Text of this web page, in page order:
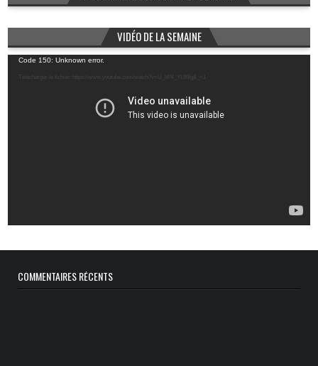
VIDÉO DE LA SEMAINE
Lecteur
vidéo
Code 150: Unknown error.
Télécharger le fichier: https://www.youtube.com/watch?v=U_MN_YL99Ig&_=1
COMMENTAIRES RÉCENTS